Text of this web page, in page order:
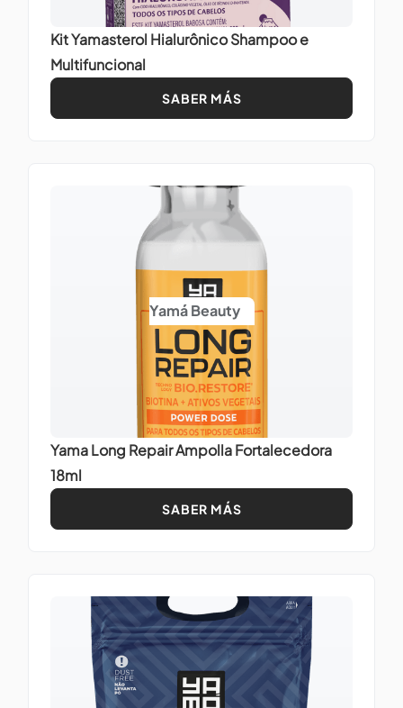
Kit Yamasterol Hialurônico Shampoo e
Multifuncional
SABER MÁS
Yamá Beauty
Yama Long Repair Ampolla Fortalecedora
18ml
SABER MÁS